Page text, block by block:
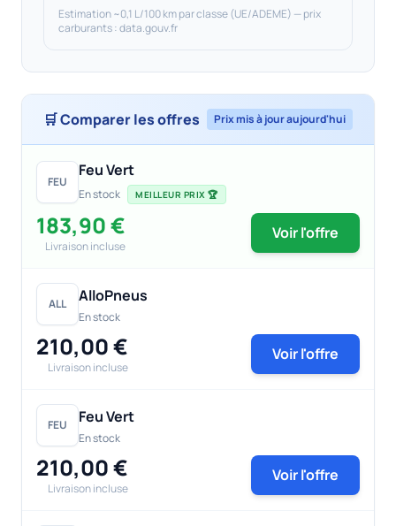
Estimation ~0,1 L/100 km par classe (UE/ADEME) — prix
carburants : data.gouv.fr
🛒 Comparer les offres Prix mis à jour aujourd'hui
FEU
Feu Vert
En stock MEILLEUR PRIX 🏆
183,90 €
Livraison incluse
Voir l'offre
ALL AlloPneus
En stock
210,00 €
Livraison incluse
Voir l'offre
FEU Feu Vert
En stock
210,00 €
Livraison incluse
Voir l'offre